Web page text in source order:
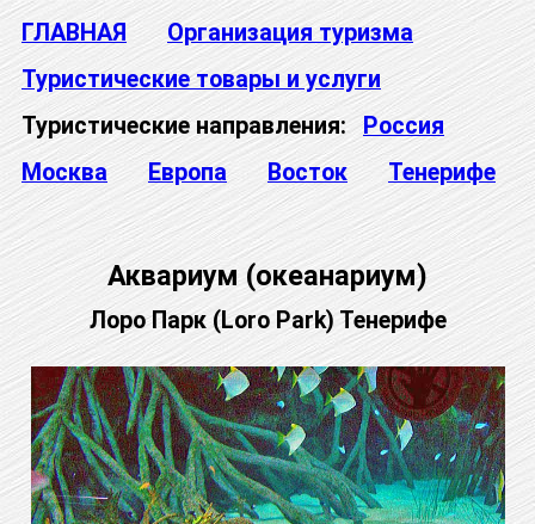
ГЛАВНАЯ
Организация туризма
Туристические товары и услуги
Туристические направления:
Россия
Москва
Европа Восток Тенерифе
Аквариум (океанариум)
Лоро Парк (Loro Park) Тенерифе